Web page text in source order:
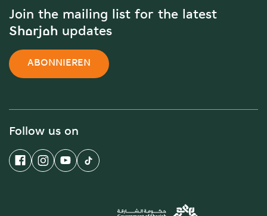
Join the mailing list for the latest
Sharjah updates
ABONNIEREN
Follow us on